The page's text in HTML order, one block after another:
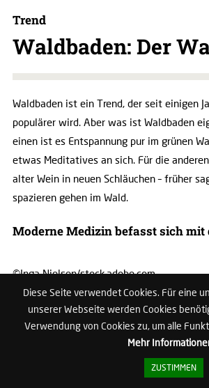
Diese Seite verwendet Cookies. Für eine
unserer Webseite werden Cookies
Verwendung von Cookies zu, um alle
Mehr
ZUSTIMMEN
Trend
Waldbaden: Der
Waldbaden ist ein Trend, der seit einigen
populärer wird. Aber was ist Waldbaden
einen ist es Entspannung pur im grünen
etwas Meditatives an sich. Für die
alter Wein in neuen Schläuchen – früher
spazieren gehen im Wald.
Moderne Medizin befasst sich mit
©Inga Nielsen/stock.adobe.com
Wir brauchen ihn buchstäblich wie die
Wald. Laut Definition ist es nur ein Stück
dicht mit Bäumen bewachsen ist. Doch
der Wald so viel mehr – Märchen und
ihn, er steht gleichermaßen für Erholung,